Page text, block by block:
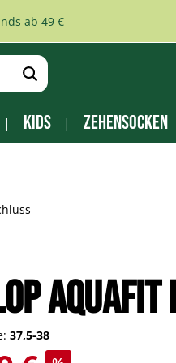
ab 49 €
Kids Zehensocken
37,5-38